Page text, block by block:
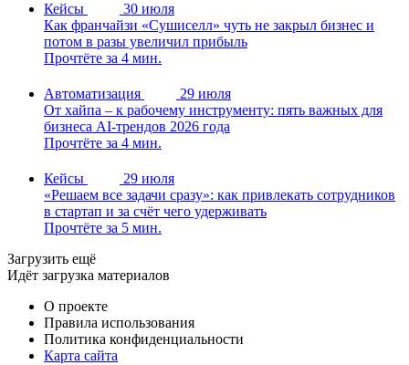
Кейсы
30 июля
Как франчайзи «Сушиселл» чуть не закрыл бизнес и
потом в разы увеличил прибыль
Прочтёте за 4 мин.
Автоматизация
29 июля
От хайпа – к рабочему инструменту: пять важных для
бизнеса AI-трендов 2026 года
Прочтёте за 4 мин.
Кейсы
29 июля
«Решаем все задачи сразу»: как привлекать сотрудников
в стартап и за счёт чего удерживать
Прочтёте за 5 мин.
Загрузить ещё
Идёт загрузка материалов
О проекте
Правила использования
Политика конфиденциальности
Карта сайта